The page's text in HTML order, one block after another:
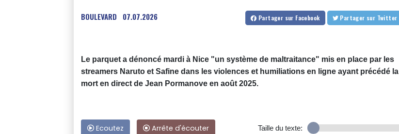
BOULEVARD 07.07.2026 Partager sur Facebook Partager sur Twitter
Le parquet a dénoncé mardi à Nice "un système de maltraitance" mis en place par les
streamers Naruto et Safine dans les violences et humiliations en ligne ayant précédé la
mort en direct de Jean Pormanove en août 2025.
Ecoutez Arrête d'écouter Taille du texte: